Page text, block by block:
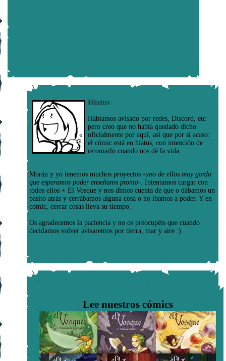
Hiatus
Habíamos avisado por redes, Discord, etc
pero creo que no había quedado dicho
oficialmente por aquí, así que por si acaso:
el cómic está en hiatus, con intención de
retomarlo cuando nos dé la vida.
Morán y yo tenemos muchos proyectos -uno de ellos muy gordo
que esperamos poder enseñaros pronto- . Intentamos cargar con
todos ellos + El Vosque y nos dimos cuenta de que o dábamos un
pasito atrás y cerrábamos alguna cosa o no íbamos a poder. Y en
cómic, cerrar cosas lleva su tiempo.
Os agradecemos la paciencia y no os preocupéis que cuando
decidamos volver avisaremos por tierra, mar y aire :)
Lee nuestros cómics